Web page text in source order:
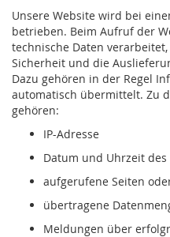
Unsere Website wird bei
betrieben. Beim Aufruf der
technische Daten
Sicherheit und die
Dazu gehören in der Regel
automatisch übermittelt. Zu
gehören:
IP-Adresse
Datum und Uhrzeit
aufgerufene Seiten
übertragene
Meldungen über